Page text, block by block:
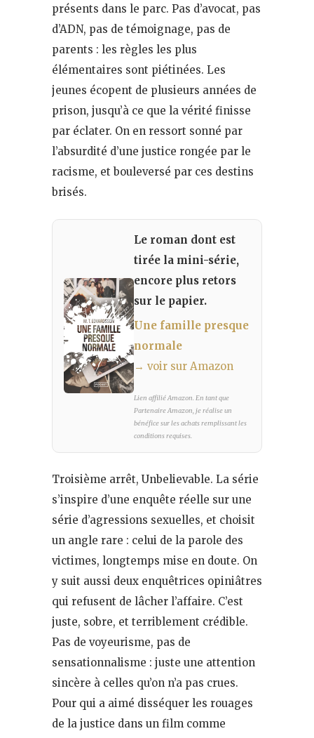
présents dans le parc. Pas d’avocat, pas
d’ADN, pas de témoignage, pas de
parents : les règles les plus
élémentaires sont piétinées. Les
jeunes écopent de plusieurs années de
prison, jusqu’à ce que la vérité finisse
par éclater. On en ressort sonné par
l’absurdité d’une justice rongée par le
racisme, et bouleversé par ces destins
brisés.
Le roman dont est
tirée la mini-série,
encore plus retors
sur le papier.
Une famille presque
normale
→ voir sur Amazon
Lien affilié Amazon. En tant que
Partenaire Amazon, je réalise un
bénéfice sur les achats remplissant les
conditions requises.
Troisième arrêt, Unbelievable. La série
s’inspire d’une enquête réelle sur une
série d’agressions sexuelles, et choisit
un angle rare : celui de la parole des
victimes, longtemps mise en doute. On
y suit aussi deux enquêtrices opiniâtres
qui refusent de lâcher l’affaire. C’est
juste, sobre, et terriblement crédible.
Pas de voyeurisme, pas de
sensationnalisme : juste une attention
sincère à celles qu’on n’a pas crues.
Pour qui a aimé disséquer les rouages
de la justice dans un film comme